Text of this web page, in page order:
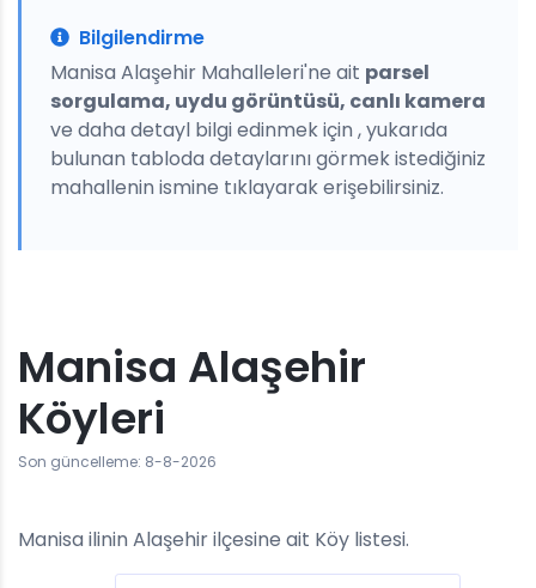
Bilgilendirme
Manisa Alaşehir Mahalleleri'ne ait parsel
sorgulama, uydu görüntüsü, canlı kamera
ve daha detayl bilgi edinmek için , yukarıda
bulunan tabloda detaylarını görmek istediğiniz
mahallenin ismine tıklayarak erişebilirsiniz.
Manisa Alaşehir
Köyleri
Son güncelleme: 8-8-2026
Manisa ilinin Alaşehir ilçesine ait Köy listesi.